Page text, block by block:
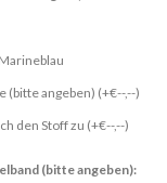
(bitte angeben) (+€--,--)
den Stoff zu (+€--,--)
(bitte angeben):